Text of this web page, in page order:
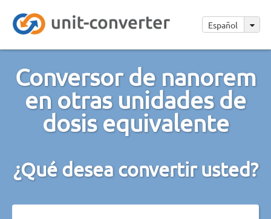
Español
Conversor de nanorem
en otras unidades de
dosis equivalente
¿Qué desea convertir usted?